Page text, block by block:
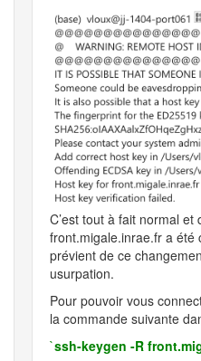
C’est tout à fait normal
front.migale.inrae.fr a été
prévient de ce
usurpation.
Pour pouvoir vous
la commande suivante
`ssh-keygen -R